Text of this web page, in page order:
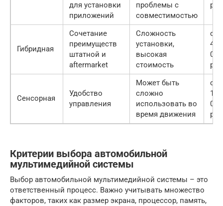
для установки
приложений
проблемы с
совместимостью
руб.
Гибридная
Сочетание
преимуществ
штатной и
aftermarket
Сложность
установки,
высокая
стоимость
от
40
000
руб.
Сенсорная
Удобство
управления
Может быть
сложно
использовать во
время движения
от
10
000
руб.
Критерии выбора автомобильной
мультимедийной системы
Выбор автомобильной мультимедийной системы – это
ответственный процесс. Важно учитывать множество
факторов, таких как размер экрана, процессор, память,